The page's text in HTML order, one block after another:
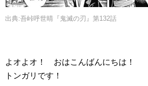
出典:吾峠呼世晴『鬼滅の刃』第132話
よオよオ！ おはこんばんにちは！
トンガリです！